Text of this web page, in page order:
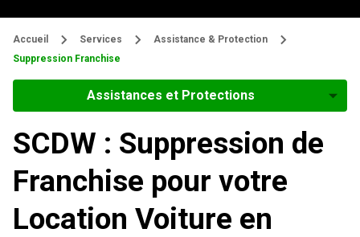
Accueil Services
Assistance & Protection
Suppression Franchise
Assistances et Protections
SCDW : Suppression de
Franchise pour votre
Location Voiture en